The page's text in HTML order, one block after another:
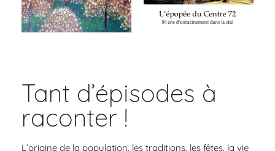
Tant d’épisodes à
raconter !
L’origine de la population, les traditions, les fêtes, la vie